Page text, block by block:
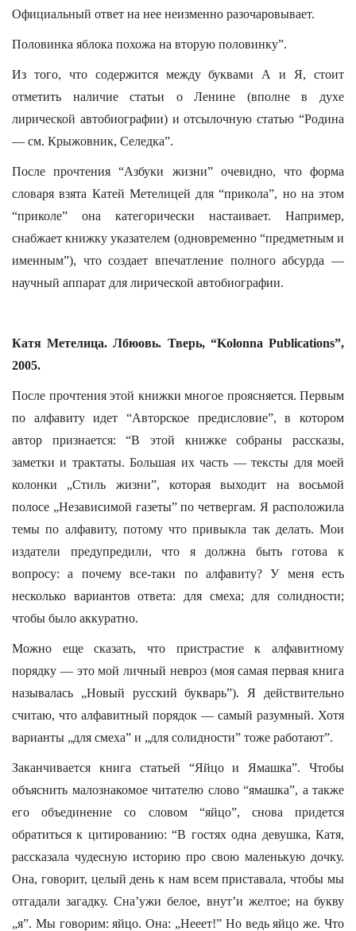
Официальный ответ на нее неизменно разочаровывает.
Половинка яблока похожа на вторую половинку”.
Из того, что содержится между буквами А и Я, стоит
отметить наличие статьи о Ленине (вполне в духе
лирической автобиографии) и отсылочную статью “Родина
— см. Крыжовник, Селедка”.
После прочтения “Азбуки жизни” очевидно, что форма
словаря взята Катей Метелицей для “прикола”, но на этом
“приколе” она категорически настаивает. Например,
снабжает книжку указателем (одновременно “предметным и
именным”), что создает впечатление полного абсурда —
научный аппарат для лирической автобиографии.
Катя Метелица. Лбюовь. Тверь, “Kolonna Publications”,
2005.
После прочтения этой книжки многое проясняется. Первым
по алфавиту идет “Авторское предисловие”, в котором
автор признается: “В этой книжке собраны рассказы,
заметки и трактаты. Большая их часть — тексты для моей
колонки „Стиль жизни”, которая выходит на восьмой
полосе „Независимой газеты” по четвергам. Я расположила
темы по алфавиту, потому что привыкла так делать. Мои
издатели предупредили, что я должна быть готова к
вопросу: а почему все-таки по алфавиту? У меня есть
несколько вариантов ответа: для смеха; для солидности;
чтобы было аккуратно.
Можно еще сказать, что пристрастие к алфавитному
порядку — это мой личный невроз (моя самая первая книга
называлась „Новый русский букварь”). Я действительно
считаю, что алфавитный порядок — самый разумный. Хотя
варианты „для смеха” и „для солидности” тоже работают”.
Заканчивается книга статьей “Яйцо и Ямашка”. Чтобы
объяснить малознакомое читателю слово “ямашка”, а также
его объединение со словом “яйцо”, снова придется
обратиться к цитированию: “В гостях одна девушка, Катя,
рассказала чудесную историю про свою маленькую дочку.
Она, говорит, целый день к нам всем приставала, чтобы мы
отгадали загадку. Сна’ужи белое, внут’и желтое; на букву
„я”. Мы говорим: яйцо. Она: „Нееет!” Но ведь яйцо же. Что